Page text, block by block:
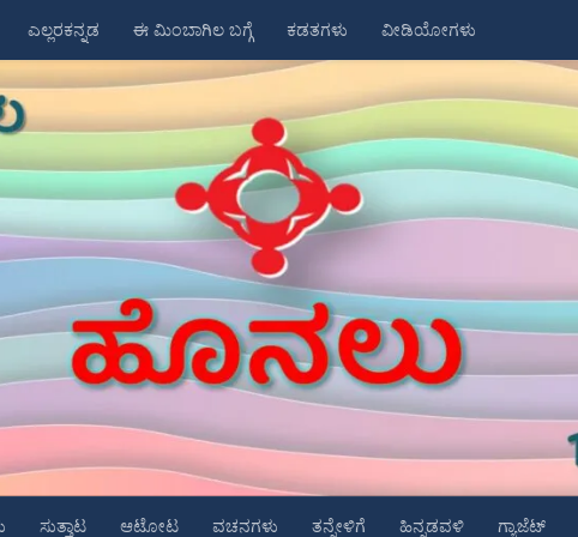
ಎಲ್ಲರಕನ್ನಡ ಈ ಮಿಂಬಾಗಿಲ ಬಗ್ಗೆ ಕಡತಗಳು ವೀಡಿಯೋಗಳು
ಸುತ್ತಾಟ ಆಟೋಟ ವಚನಗಳು ತನ್ನೇಳಿಗೆ ಹಿನ್ನಡವಳಿ ಗ್ಯಾಜೆಟ್